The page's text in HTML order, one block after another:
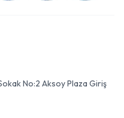
No:2 Aksoy Plaza Giriş